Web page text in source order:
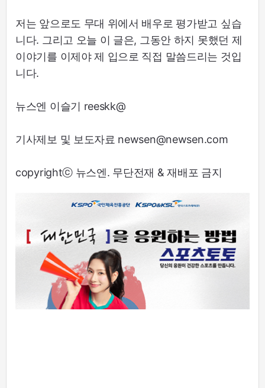
저는 앞으로도 무대 위에서 배우로 평가받고 싶습
니다. 그리고 오늘 이 글은, 그동안 하지 못했던 제
이야기를 이제야 제 입으로 직접 말씀드리는 것입
니다.
뉴스엔 이슬기 reeskk@
기사제보 및 보도자료 newsen@newsen.com
copyrightⓒ 뉴스엔. 무단전재 & 재배포 금지